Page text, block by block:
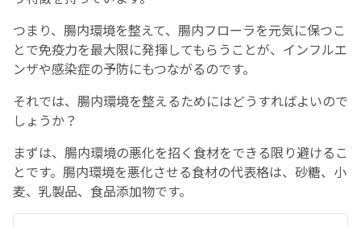
つまり、腸内環境を整えて、腸内フローラを元気に保つこ
とで免疫力を最大限に発揮してもらうことが、インフルエ
ンザや感染症の予防にもつながるのです。
それでは、腸内環境を整えるためにはどうすればよいので
しょうか？
まずは、腸内環境の悪化を招く食材をできる限り避けるこ
とです。腸内環境を悪化させる食材の代表格は、砂糖、小
麦、乳製品、食品添加物です。